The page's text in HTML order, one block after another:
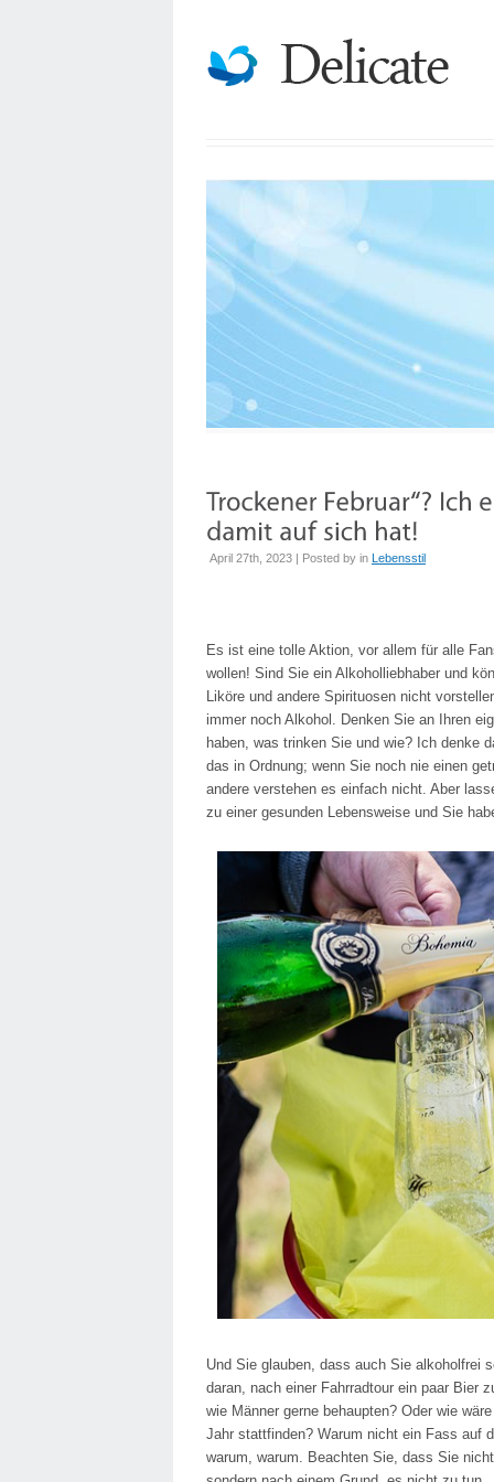
April 27th, 2023 | Posted by in Lebensstil
Es ist eine tolle Aktion, vor allem für alle
wollen! Sind Sie ein Alkoholliebhaber und
Liköre und andere Spirituosen nicht
immer noch Alkohol. Denken Sie an Ihren
haben, was trinken Sie und wie? Ich denke
das in Ordnung; wenn Sie noch nie einen
andere verstehen es einfach nicht. Aber
zu einer gesunden Lebensweise und Sie
Und Sie glauben, dass auch Sie alkoholfrei
daran, nach einer Fahrradtour ein paar Bier
wie Männer gerne behaupten? Oder wie
Jahr stattfinden? Warum nicht ein Fass auf
warum, warum. Beachten Sie, dass Sie